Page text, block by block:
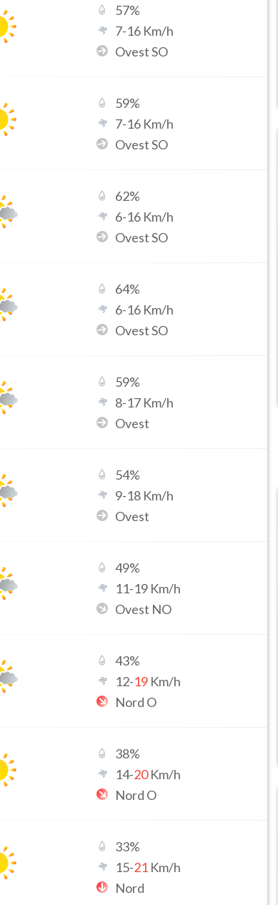
57%
7-16 Km/h
Ovest SO
59%
7-16 Km/h
Ovest SO
62%
6-16 Km/h
Ovest SO
64%
6-16 Km/h
Ovest SO
59%
8-17 Km/h
Ovest
54%
9-18 Km/h
Ovest
49%
11-19 Km/h
Ovest NO
43%
12-19 Km/h
Nord O
38%
14-20Km/h
Nord O
33%
15-21 Km/h
Nord